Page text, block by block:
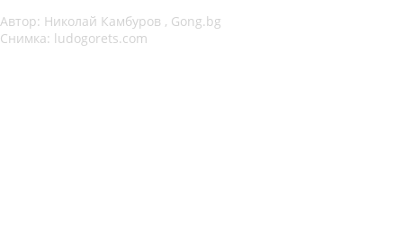
Автор: Николай Камбуров , Gong.bg
Снимка: ludogorets.com